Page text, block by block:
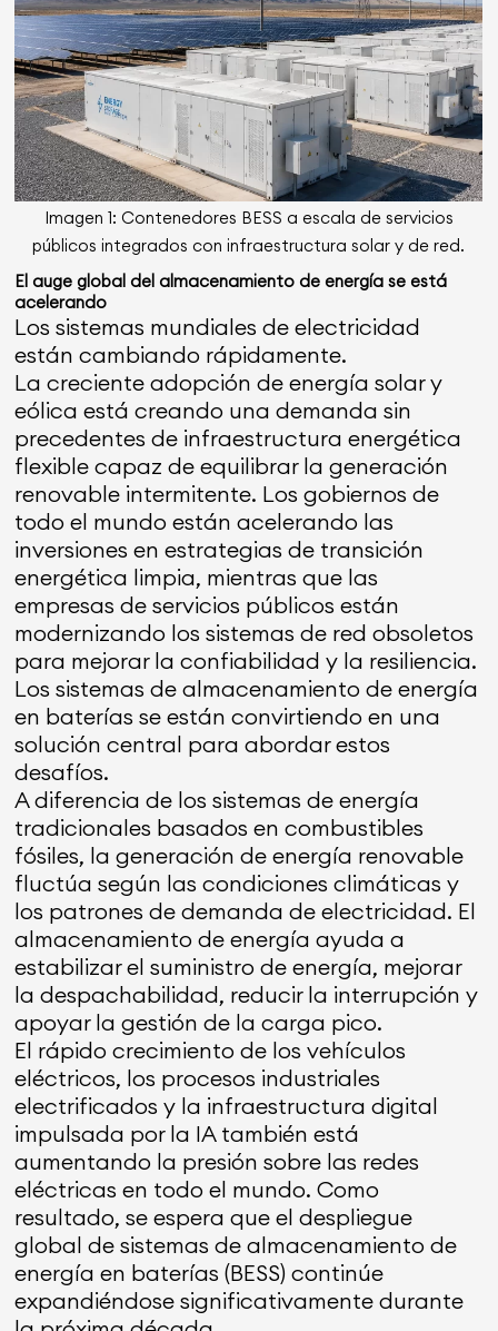
Imagen 1: Contenedores BESS a escala de servicios
públicos integrados con infraestructura solar y de red.
El auge global del almacenamiento de energía se está
acelerando
Los sistemas mundiales de electricidad
están cambiando rápidamente.
La creciente adopción de energía solar y
eólica está creando una demanda sin
precedentes de infraestructura energética
flexible capaz de equilibrar la generación
renovable intermitente. Los gobiernos de
todo el mundo están acelerando las
inversiones en estrategias de transición
energética limpia, mientras que las
empresas de servicios públicos están
modernizando los sistemas de red obsoletos
para mejorar la confiabilidad y la resiliencia.
Los sistemas de almacenamiento de energía
en baterías se están convirtiendo en una
solución central para abordar estos
desafíos.
A diferencia de los sistemas de energía
tradicionales basados en combustibles
fósiles, la generación de energía renovable
fluctúa según las condiciones climáticas y
los patrones de demanda de electricidad. El
almacenamiento de energía ayuda a
estabilizar el suministro de energía, mejorar
la despachabilidad, reducir la interrupción y
apoyar la gestión de la carga pico.
El rápido crecimiento de los vehículos
eléctricos, los procesos industriales
electrificados y la infraestructura digital
impulsada por la IA también está
aumentando la presión sobre las redes
eléctricas en todo el mundo. Como
resultado, se espera que el despliegue
global de sistemas de almacenamiento de
energía en baterías (BESS) continúe
expandiéndose significativamente durante